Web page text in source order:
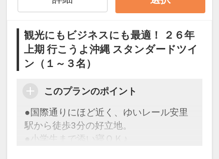
ません。
※割引適用後のご旅行代金は、カレンダ
ーからお進みいただいた後表示される
「空室照会結果確認画面」でご確認くだ
割引がございます
ご宿泊の６０日前までにお申し込みにな
ると
観光にもビジネスにも最適！ ２６年
上期 行こうよ沖縄 スタンダードツイ
ン（１～３名）
このプランのポイント
●国際通りにほど近く、ゆいレール安里
駅から徒歩3分の好立地。
●小学生まで添い寝ＯＫ♪